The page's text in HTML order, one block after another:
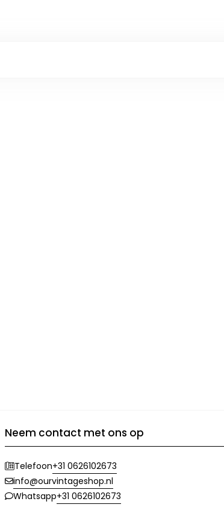
Neem contact met ons op
Telefoon+31 0626102673
info@ourvintageshop.nl
Whatsapp+31 0626102673